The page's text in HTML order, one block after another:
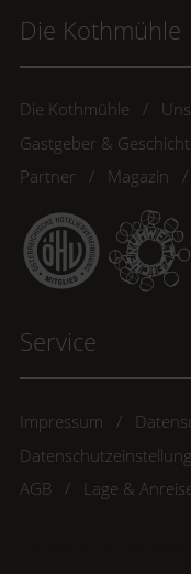
Die Kothmühle
Die Kothmühle
Gastgeber &
Partner
Magazin
Service
Impressum
AGB
Lage &